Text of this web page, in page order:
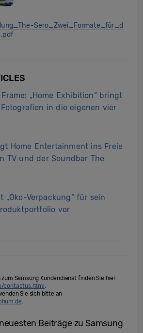
Sero_Zwei_Formate_für_d
„Home Exhibition“ bringt
in die eigenen vier
Home Entertainment ins Freie
TV und der Soundbar The
„Öko-Verpackung“ für sein
vor
Samsung Kundendienst finden Sie hier
contactus.html .
Sie sich bitte an
.
Beiträge zu Samsung